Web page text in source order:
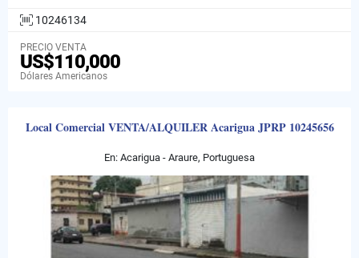
10246134
PRECIO VENTA
US$110,000
Dólares Americanos
Local Comercial VENTA/ALQUILER Acarigua JPRP 10245656
En: Acarigua - Araure, Portuguesa